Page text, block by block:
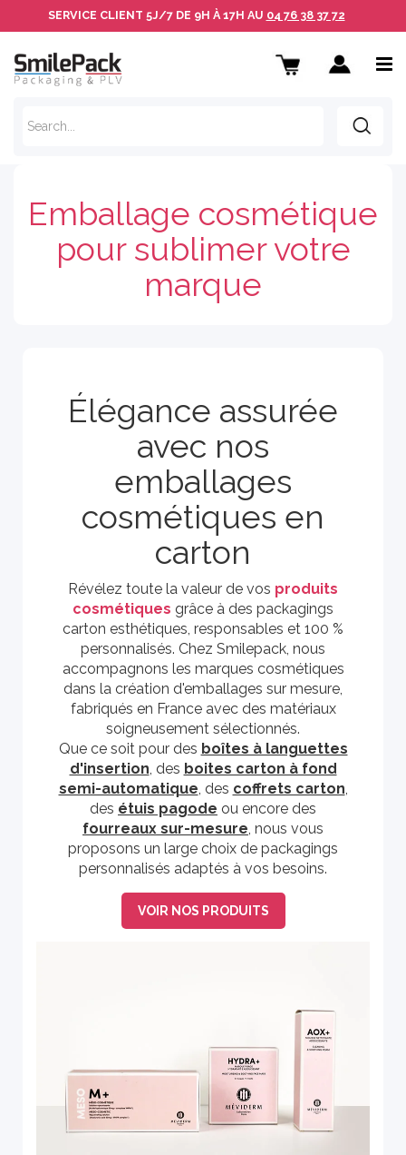
SERVICE CLIENT 5J/7 DE 9H À 17H AU 04 76 38 37 72
Emballage cosmétique
pour sublimer votre
marque
Élégance assurée
avec nos
emballages
cosmétiques en
carton
Révélez toute la valeur de vos produits
cosmétiques grâce à des packagings
carton esthétiques, responsables et 100 %
personnalisés. Chez Smilepack, nous
accompagnons les marques cosmétiques
dans la création d'emballages sur mesure,
fabriqués en France avec des matériaux
soigneusement sélectionnés.
Que ce soit pour des boîtes à languettes
d'insertion, des boites carton à fond
semi-automatique, des coffrets carton,
des étuis pagode ou encore des
fourreaux sur-mesure, nous vous
proposons un large choix de packagings
personnalisés adaptés à vos besoins.
VOIR NOS PRODUITS